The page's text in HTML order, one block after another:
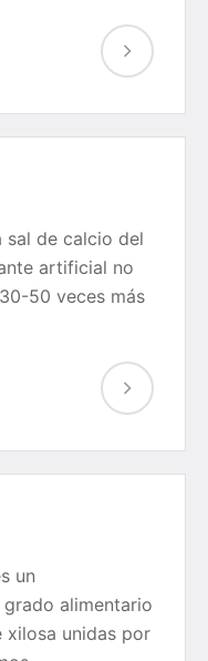
sal de calcio del
artificial no
50 veces más
un
alimentario
xilosa unidas por